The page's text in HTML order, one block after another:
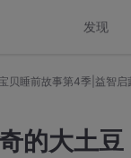
发现
贝睡前故事第4季|益智启
的大土